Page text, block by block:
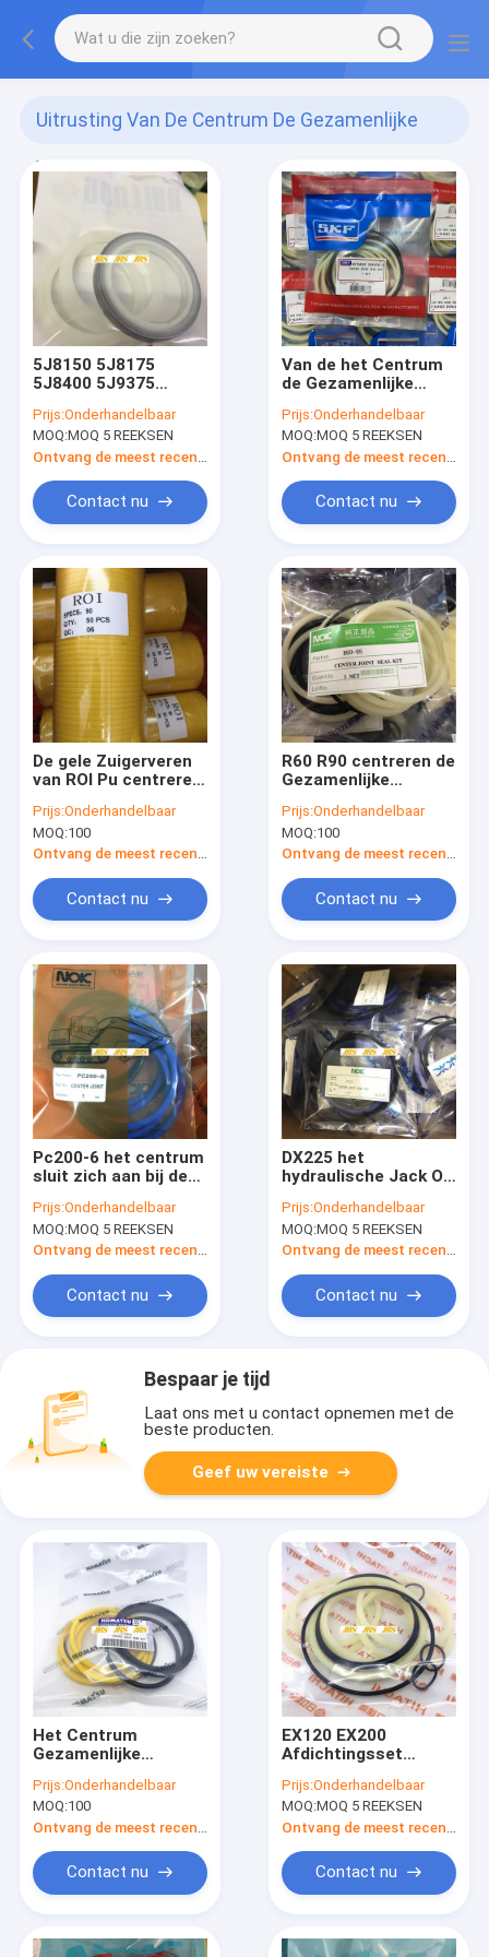
Uitrusting Van De Centrum De Gezamenlijke
Verbinding
5J8150 5J8175
5J8400 5J9375
5J8275 5J8300
5J8325 8J4509
8J4507
Prijs:Onderhandelbaar
MOQ:MOQ 5 REEKSEN
Contact nu
Van de het Centrum
de Gezamenlijke
ZAX470 ZAX450
Uitrusting EX450
EX470
Prijs:Onderhandelbaar
MOQ:MOQ 5 REEKSEN
Contact nu
De gele Zuigerveren
van ROI Pu centreren
Verbinding Kit For
E120B
Prijs:Onderhandelbaar
MOQ:100
Contact nu
R60 R90 centreren de
Gezamenlijke
Verbindingskit
hydraulic cylinder
boom hyundai
Prijs:Onderhandelbaar
MOQ:100
Contact nu
Pc200-6 het centrum
sluit zich aan bij de
Control Valve Seal
Kit van
Verbindingskit arm
VOOR KOMATSU
Prijs:Onderhandelbaar
MOQ:MOQ 5 REEKSEN
Ontvang de meest recente Prijs
Contact nu
DX225 het
hydraulische Jack Oil
aangepaste
Materiaal van Pu NBR
Prijs:Onderhandelbaar
MOQ:MOQ 5 REEKSEN
Ontvang de meest recente Prijs
Contact nu
Bespaar je tijd
Laat ons met u contact opnemen met de
beste producten.
Geef uw vereiste
Het Centrum
Gezamenlijke
Boom Bucket Parts
van PC120 PC200
E120B
Prijs:Onderhandelbaar
MOQ:100
Contact nu
EX120 EX200
Afdichtingsset
Giek Bak
Cilinderafdichtingsset
Regelklepafdichtingsset
Prijs:Onderhandelbaar
MOQ:MOQ 5 REEKSEN
Contact nu